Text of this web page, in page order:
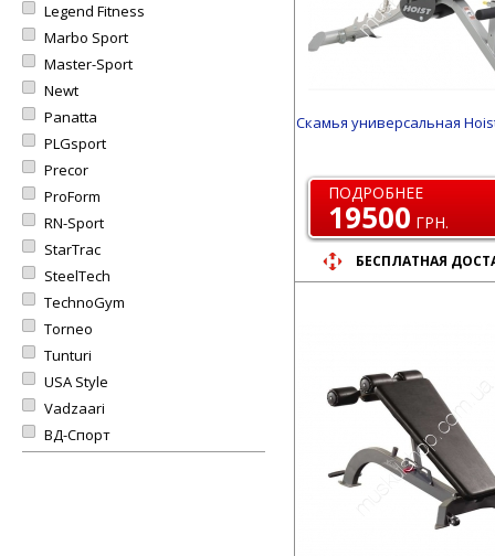
Legend Fitness
Marbo Sport
Master-Sport
Newt
Panatta
PLGsport
Precor
ProForm
RN-Sport
StarTrac
SteelTech
TechnoGym
Torneo
Tunturi
USA Style
Vadzaari
ВД-Спорт
Скамья универсальная
ПОДРОБНЕЕ
19500 ГРН.
БЕСПЛАТНАЯ